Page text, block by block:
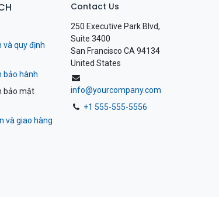
và quy định
bảo hành
bảo mật
và giao hàng
Contact Us
250 Executive Park Blvd,
Suite 3400
San Francisco CA 94134
United States
info@yourcompany.com
+1 555-555-5556